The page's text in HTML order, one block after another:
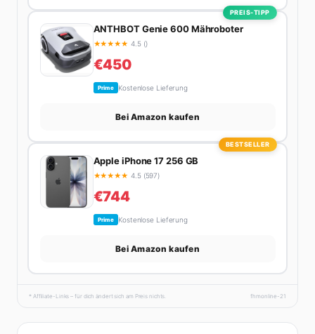
PREIS-TIPP
ANTHBOT Genie 600 Mähroboter
★★★★★ 4.5 ()
€450
Prime Kostenlose Lieferung
Bei Amazon kaufen
BESTSELLER
Apple iPhone 17 256 GB
★★★★★ 4.5 (597)
€744
Prime Kostenlose Lieferung
Bei Amazon kaufen
* Affiliate-Links – für dich ändert sich am Preis nichts. fhmonline-21